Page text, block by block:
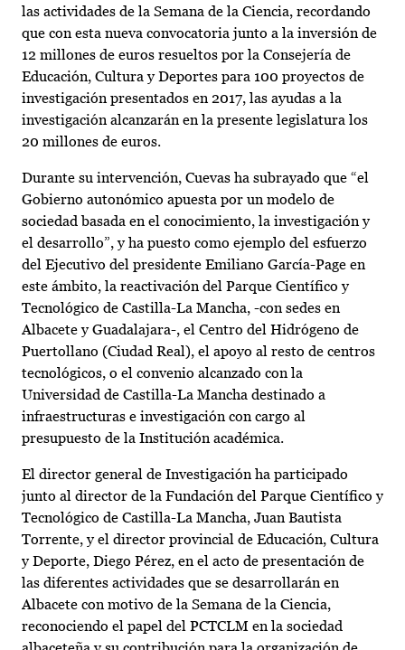
las actividades de la Semana de la Ciencia, recordando
que con esta nueva convocatoria junto a la inversión de
12 millones de euros resueltos por la Consejería de
Educación, Cultura y Deportes para 100 proyectos de
investigación presentados en 2017, las ayudas a la
investigación alcanzarán en la presente legislatura los
20 millones de euros.
Durante su intervención, Cuevas ha subrayado que “el
Gobierno autonómico apuesta por un modelo de
sociedad basada en el conocimiento, la investigación y
el desarrollo”, y ha puesto como ejemplo del esfuerzo
del Ejecutivo del presidente Emiliano García-Page en
este ámbito, la reactivación del Parque Científico y
Tecnológico de Castilla-La Mancha, -con sedes en
Albacete y Guadalajara-, el Centro del Hidrógeno de
Puertollano (Ciudad Real), el apoyo al resto de centros
tecnológicos, o el convenio alcanzado con la
Universidad de Castilla-La Mancha destinado a
infraestructuras e investigación con cargo al
presupuesto de la Institución académica.
El director general de Investigación ha participado
junto al director de la Fundación del Parque Científico y
Tecnológico de Castilla-La Mancha, Juan Bautista
Torrente, y el director provincial de Educación, Cultura
y Deporte, Diego Pérez, en el acto de presentación de
las diferentes actividades que se desarrollarán en
Albacete con motivo de la Semana de la Ciencia,
reconociendo el papel del PCTCLM en la sociedad